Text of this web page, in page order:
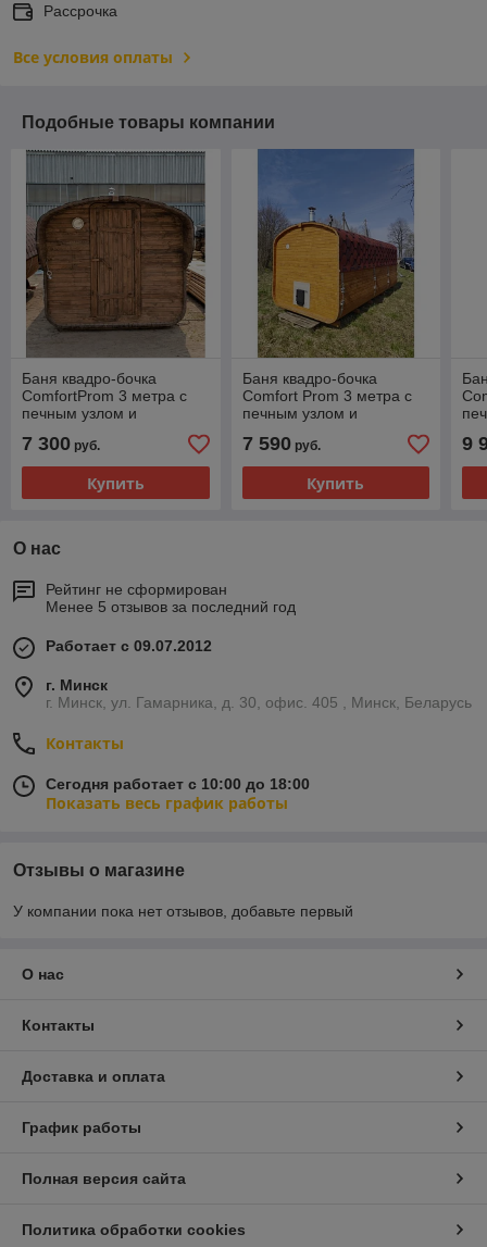
Рассрочка
Все условия оплаты
Подобные товары компании
Баня квадро-бочка
ComfortProm 3 метра с
печным узлом и
предбанником + козырёк
0,5м
7 300 руб.
Купить
Баня квадро-бочка
Comfort Prom 3 метра с
печным узлом и
предбанником + терраса
0,5м
7 590руб.
Купить
9
О нас
Рейтинг не сформирован
Менее 5 отзывов за последний год
Работает с 09.07.2012
г. Минск
г. Минск, ул. Гамарника, д. 30, офис. 405 , Минск, Беларусь
Контакты
Сегодня работает с 10:00 до 18:00
Показать весь график работы
Отзывы о магазине
У компании пока нет отзывов, добавьте первый
О нас
Контакты
Доставка и оплата
График работы
Полная версия сайта
Политика обработки cookies